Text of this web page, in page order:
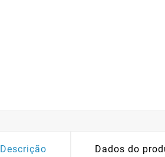
Descrição Dados do